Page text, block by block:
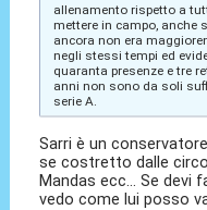
allenamento rispetto a
mettere in campo, anche
ancora non era
negli stessi tempi ed
quaranta presenze e tre
anni non sono da soli
serie A.
Sarri è un
se costretto dalle
Mandas ecc... Se devi
vedo come lui posso